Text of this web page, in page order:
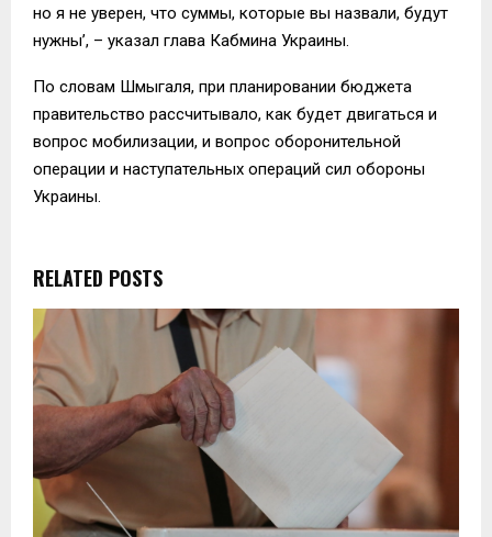
но я не уверен, что суммы, которые вы назвали, будут
нужны’, – указал глава Кабмина Украины.
По словам Шмыгаля, при планировании бюджета
правительство рассчитывало, как будет двигаться и
вопрос мобилизации, и вопрос оборонительной
операции и наступательных операций сил обороны
Украины.
RELATED POSTS